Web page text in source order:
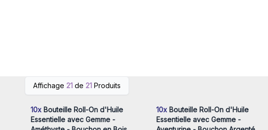
Affichage 21 de 21 Produits
vous pour accéder aux prix de
gros
10x Bouteille Roll-On d'Huile
Essentielle avec Gemme -
10xBouteille Roll-On d'Huile
Essentielle avec Gemme -